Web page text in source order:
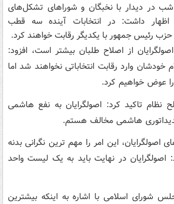
در دیدار با نخبگان و شوراهای تشکل‌های
اظهار داشت: در انتخابات آینده سه قطب
حزب رئیس جمهور با یکدیگر رقابت خواهند کرد.
از اصلاح طلبان بیشتر است، افزود:
وارد رقابت انتخاباتی نخواهند شد اما
را عوض خواهیم کرد.
تاکید کرد: اصولگرایان به نفع هاشمی
هاشمی مخالف هستم.
اصولگرایان، این امر را مهم ترین نگرانی بدنه
اصولگرایان در نهایت باید به یک لیست واحد
شورای اسلامی با اشاره به اینکه بیشترین